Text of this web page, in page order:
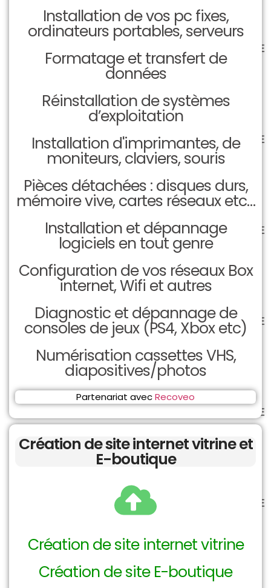
Installation de vos pc fixes,
ordinateurs portables, serveurs
Formatage et transfert de
données
Réinstallation de systèmes
d’exploitation
Installation d'imprimantes, de
moniteurs, claviers, souris
Pièces détachées : disques durs,
mémoire vive, cartes réseaux etc…
Installation et dépannage
logiciels en tout genre
Configuration de vos réseaux Box
internet, Wifi et autres
Diagnostic et dépannage de
consoles de jeux (PS4, Xbox etc)
Numérisation cassettes VHS,
diapositives/photos
Partenariat avecRecoveo
Création de site internet vitrine et
E-boutique
Création de site internet vitrine
Création de site E-boutique